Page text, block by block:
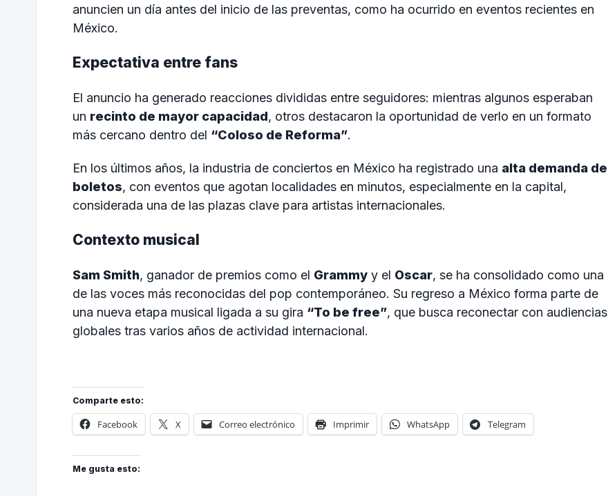
anuncien un día antes del inicio de las preventas, como ha ocurrido en eventos recientes en
México.
Expectativa entre fans
El anuncio ha generado reacciones divididas entre seguidores: mientras algunos esperaban
un recinto de mayor capacidad, otros destacaron la oportunidad de verlo en un formato
más cercano dentro del “Coloso de Reforma”.
En los últimos años, la industria de conciertos en México ha registrado una alta demanda de
boletos, con eventos que agotan localidades en minutos, especialmente en la capital,
considerada una de las plazas clave para artistas internacionales.
Contexto musical
Sam Smith, ganador de premios como el Grammy y el Oscar, se ha consolidado como una
de las voces más reconocidas del pop contemporáneo. Su regreso a México forma parte de
una nueva etapa musical ligada a su gira “To be free”, que busca reconectar con audiencias
globales tras varios años de actividad internacional.
Comparte esto:
Facebook X Correo electrónico Imprimir WhatsApp Telegram
Me gusta esto: